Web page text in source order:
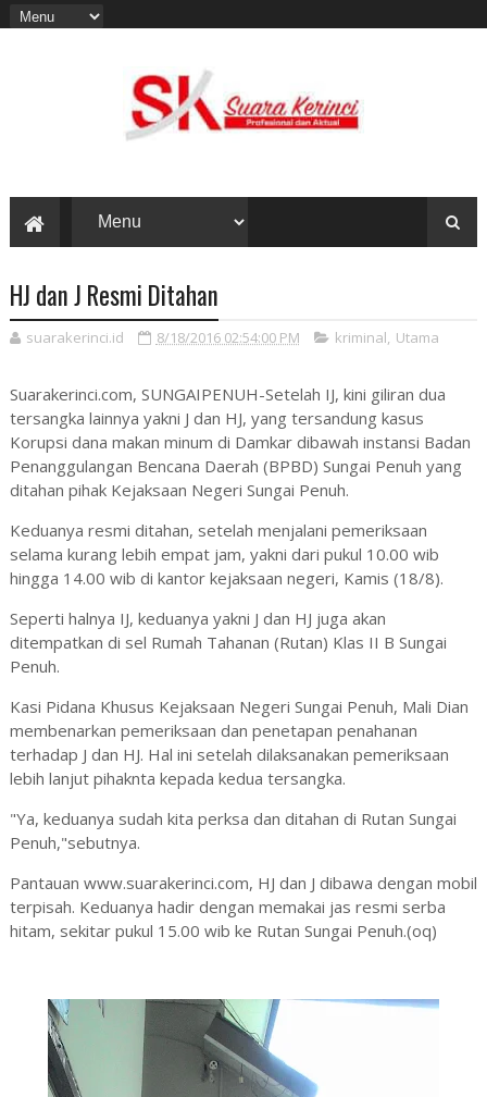
HJ dan J Resmi Ditahan
suarakerinci.id 8/18/2016 02:54:00 PM kriminal, Utama
Suarakerinci.com, SUNGAIPENUH-Setelah IJ, kini giliran dua
tersangka lainnya yakni J dan HJ, yang tersandung kasus
Korupsi dana makan minum di Damkar dibawah instansi Badan
Penanggulangan Bencana Daerah (BPBD) Sungai Penuh yang
ditahan pihak Kejaksaan Negeri Sungai Penuh.
Keduanya resmi ditahan, setelah menjalani pemeriksaan
selama kurang lebih empat jam, yakni dari pukul 10.00 wib
hingga 14.00 wib di kantor kejaksaan negeri, Kamis (18/8).
Seperti halnya IJ, keduanya yakni J dan HJ juga akan
ditempatkan di sel Rumah Tahanan (Rutan) Klas II B Sungai
Penuh.
Kasi Pidana Khusus Kejaksaan Negeri Sungai Penuh, Mali Dian
membenarkan pemeriksaan dan penetapan penahanan
terhadap J dan HJ. Hal ini setelah dilaksanakan pemeriksaan
lebih lanjut pihaknta kepada kedua tersangka.
"Ya, keduanya sudah kita perksa dan ditahan di Rutan Sungai
Penuh,"sebutnya.
Pantauan www.suarakerinci.com, HJ dan J dibawa dengan mobil
terpisah. Keduanya hadir dengan memakai jas resmi serba
hitam, sekitar pukul 15.00 wib ke Rutan Sungai Penuh.(oq)